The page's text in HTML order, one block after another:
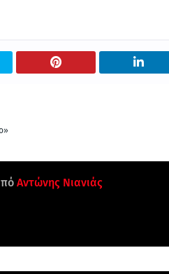
Aντώνης Νιανιάς